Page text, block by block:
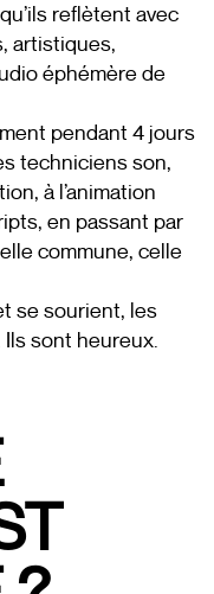
reflètent avec
artistiques,
éphémère de
pendant 4 jours
techniciens son,
à l’animation
en passant par
commune, celle
se sourient, les
sont heureux.